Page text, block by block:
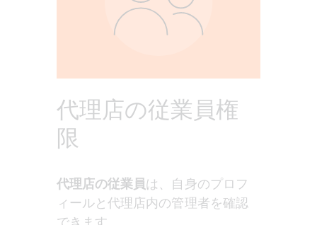
代理店の従業員権
限
代理店の従業員 は、自身のプロフ
ィールと代理店内の管理者を確認
できます。